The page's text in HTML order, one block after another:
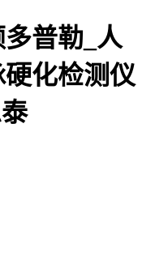
普勒_人
化检测仪